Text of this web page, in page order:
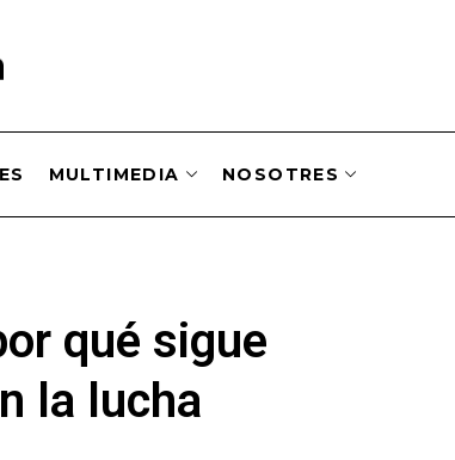
MULTIMEDIA NOSOTRES
qué sigue
la lucha